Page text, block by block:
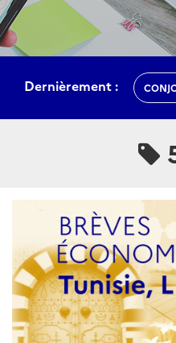
Dernièrement :